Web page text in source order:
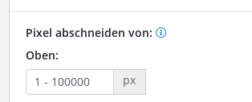
Pixel abschneiden von:
Oben:
px